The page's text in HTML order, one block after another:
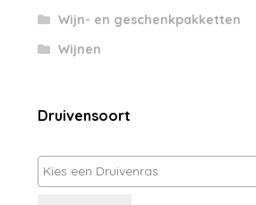
Wijn- en geschenkpakketten
Wijnen
Druivensoort